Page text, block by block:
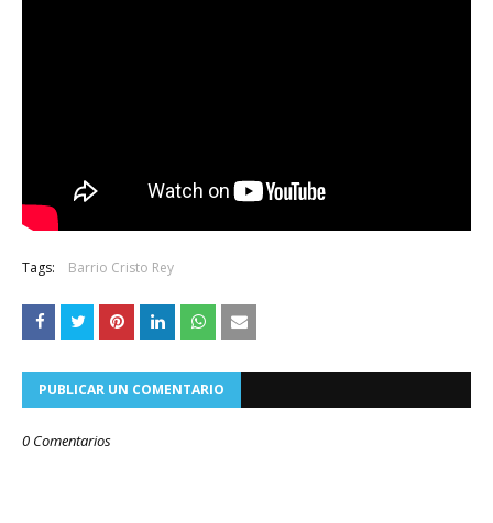
Tags: Barrio Cristo Rey
PUBLICAR UN COMENTARIO
0 Comentarios